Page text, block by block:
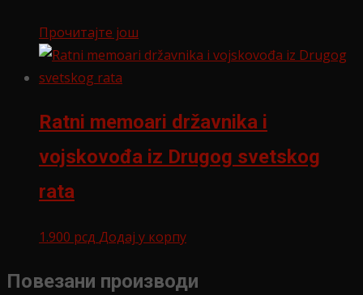
Прочитајте још
Ratni memoari državnika i
vojskovođa iz Drugog svetskog
rata
1.900 рсд Додај у корпу
Повезани производи